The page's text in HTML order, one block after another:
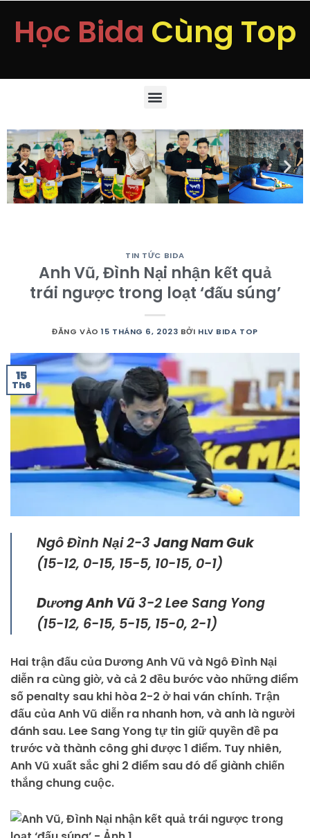
Học Bida Cùng Top
TIN TỨC BIDA
Anh Vũ, Đình Nại nhận kết quả
trái ngược trong loạt ‘đấu súng’
ĐĂNG VÀO15 THÁNG 6, 2023 BỞI HLV BIDA TOP
15
Th6
Ngô Đình Nại 2-3 Jang Nam Guk
(15-12, 0-15, 15-5, 10-15, 0-1)
Dương Anh Vũ3-2 Lee Sang Yong
(15-12, 6-15, 5-15, 15-0, 2-1)
Hai trận đấu của Dương Anh Vũ và Ngô Đình Nại
diễn ra cùng giờ, và cả 2 đều bước vào những điểm
số penalty sau khi hòa 2-2 ở hai ván chính. Trận
đấu của Anh Vũ diễn ra nhanh hơn, và anh là người
đánh sau. Lee Sang Yong tự tin giữ quyền đề pa
trước và thành công ghi được 1 điểm. Tuy nhiên,
Anh Vũ xuất sắc ghi 2 điểm sau đó để giành chiến
thắng chung cuộc.